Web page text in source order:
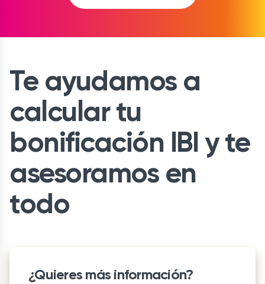
Te ayudamos a
calcular tu
bonificación IBI y te
asesoramos en
todo
¿Quieres más información?